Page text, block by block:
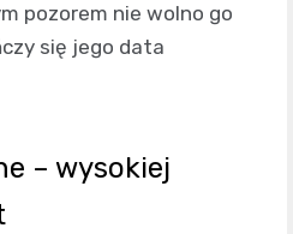
pozorem nie wolno go
się jego data
– wysokiej